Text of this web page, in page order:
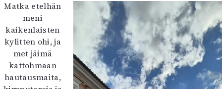
Matka etelhän
meni
kaikenlaisten
kylitten ohi, ja
met jäimä
kattohmaan
hautausmaita,